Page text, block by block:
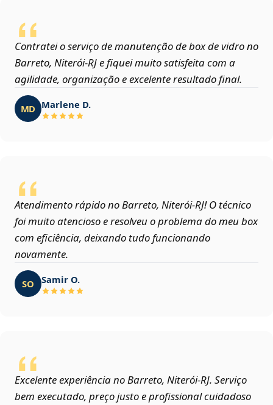
Contratei o serviço de manutenção de box de vidro no
Barreto, Niterói‑RJ e fiquei muito satisfeita com a
agilidade, organização e excelente resultado final.
MD Marlene D.
Atendimento rápido no Barreto, Niterói‑RJ! O técnico
foi muito atencioso e resolveu o problema do meu box
com eficiência, deixando tudo funcionando
novamente.
SO Samir O.
Excelente experiência no Barreto, Niterói‑RJ. Serviço
bem executado, preço justo e profissional cuidadoso